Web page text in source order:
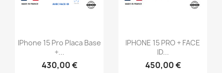
 Vista rápida
IPhone 15 Pro Placa Base
+...
430,00 €
Vista rápida
IPHONE 15 PRO + FACE
ID...
450,00 €